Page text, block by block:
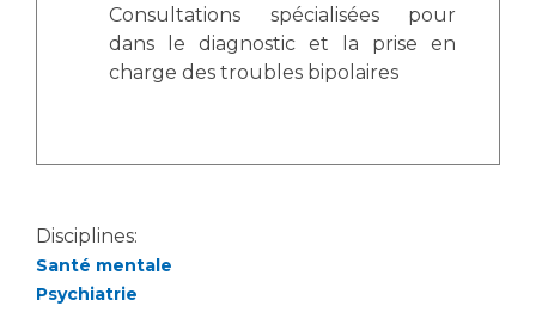
Les recherches en santé à l’AP-HM
Consultations spécialisées pour
dans le diagnostic et la prise en
charge des troubles bipolaires
Disciplines:
Santé mentale
Psychiatrie